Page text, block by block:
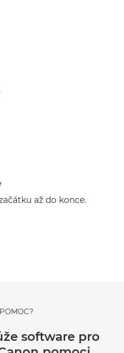
až do konce.
software pro